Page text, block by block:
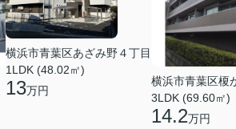
横浜市青葉区あざみ野４丁目
1LDK (48.02㎡)
13万円
横浜市青葉区榎
3LDK (69.60㎡)
14.2万円